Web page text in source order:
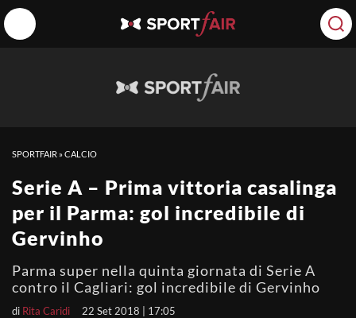
SPORTFAIR »CALCIO
Serie A – Prima vittoria casalinga
per il Parma: gol incredibile di
Gervinho
Parma super nella quinta giornata di Serie A
contro il Cagliari: gol incredibile di Gervinho
di Rita Caridi 22 Set 2018 | 17:05